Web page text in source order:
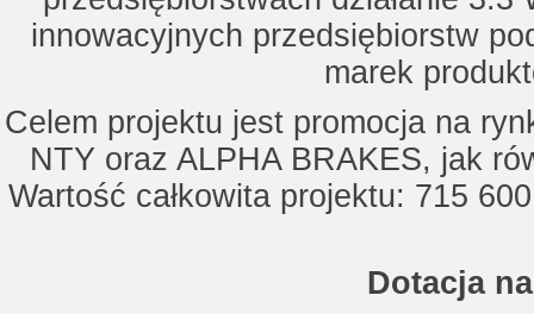
innowacyjnych przedsiębiorstw
marek
Celem projektu jest promocja na
NTY oraz ALPHA BRAKES, jak
Wartość całkowita projektu: 715
Dotacja